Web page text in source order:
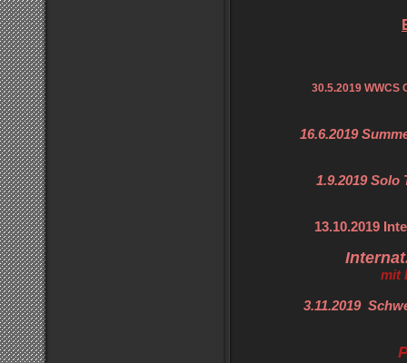
30.5.2019 WWCS
16.6.2019
1.9.2019
13.10.2019
mit
3.11.2019